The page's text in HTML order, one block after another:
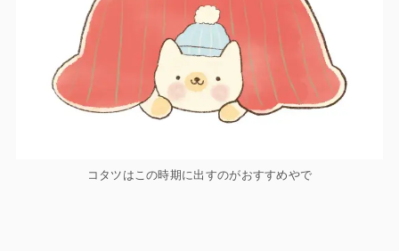
コタツはこの時期に出すのがおすすめやで